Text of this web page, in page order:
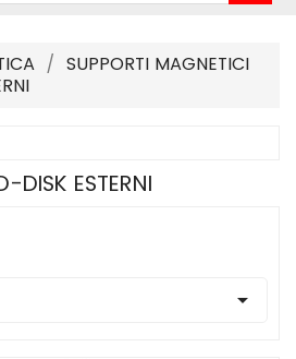
SUPPORTI MAGNETICI
DISK ESTERNI
